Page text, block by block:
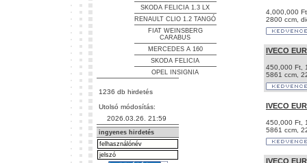
SKODA FELICIA 1.3 LX
RENAULT CLIO 1.2 TANGÓ
FIAT WEINSBERG
CARABUS
MERCEDES A 160
SKODA FELICIA
OPEL INSIGNIA
1236 db hirdetés
Utolsó módosítás:
2026.03.26. 21:59
ingyenes hirdetés
4,000,000
2800 ccm,
IVECO
450,000 Ft,
5861 ccm,
IVECO
450,000 Ft,
5861 ccm,
IVECO